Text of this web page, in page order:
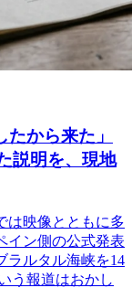
から来た」
説明を、現地
は映像とともに多
イン側の公式発表
ラルタル海峡を14
う報道はおかし